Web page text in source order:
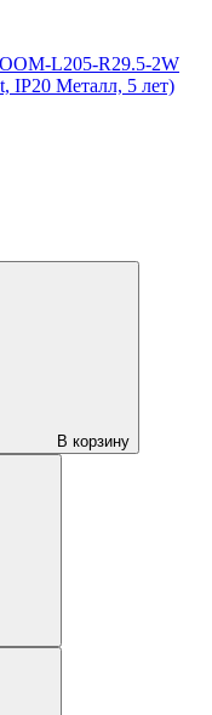
L205-R29.5-2W
IP20 Металл, 5 лет)
В корзину